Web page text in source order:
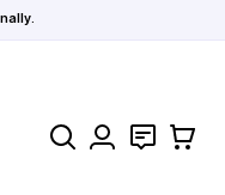
搜索 聯絡 購物車